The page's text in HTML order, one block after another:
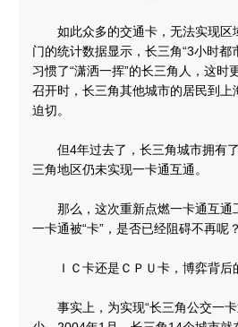
如此众多的交通卡，无法实现区
门的统计数据显示，长三角“3小时都
习惯了“潇洒一挥”的长三角人，这
召开时，长三角其他城市的居民到上
迫切。
但4年过去了，长三角城市拥有了
三角地区仍未实现一卡通互通。
那么，这次重新点燃一卡通互通
一卡通被“卡”，是否已经阻碍不再呢？
ＩＣ卡还是ＣＰＵ卡，博弈背后
事实上，为实现“长三角公交一卡